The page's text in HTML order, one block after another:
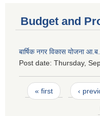
Budget and
बार्षिक नगर विकास योजना
Post date: Thursday,
Pages
« first ‹